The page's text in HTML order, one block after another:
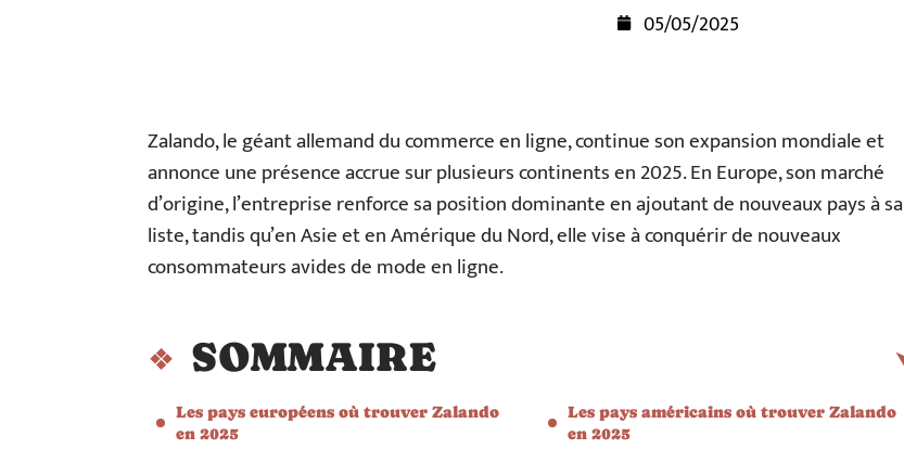
05/05/2025
Zalando, le géant allemand du commerce en ligne, continue son expansion mondiale et
annonce une présence accrue sur plusieurs continents en 2025. En Europe, son marché
d’origine, l’entreprise renforce sa position dominante en ajoutant de nouveaux pays à sa
liste, tandis qu’en Asie et en Amérique du Nord, elle vise à conquérir de nouveaux
consommateurs avides de mode en ligne.
SOMMAIRE
Les pays européens où trouver Zalando
en 2025
Les pays américains où trouver Zalando
en 2025